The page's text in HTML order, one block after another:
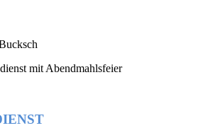
mit Abendmahlsfeier